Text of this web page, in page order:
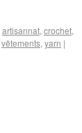
artisannat, crochet,
vêtements, yarn |